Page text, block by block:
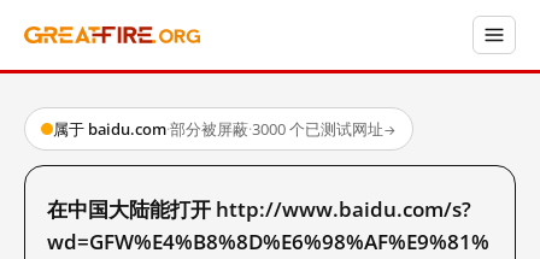
属于 baidu.com·部分被屏蔽·3000 个已测试网址→
在中国大陆能打开 http://www.baidu.com/s?
wd=GFW%E4%B8%8D%E6%98%AF%E9%81%